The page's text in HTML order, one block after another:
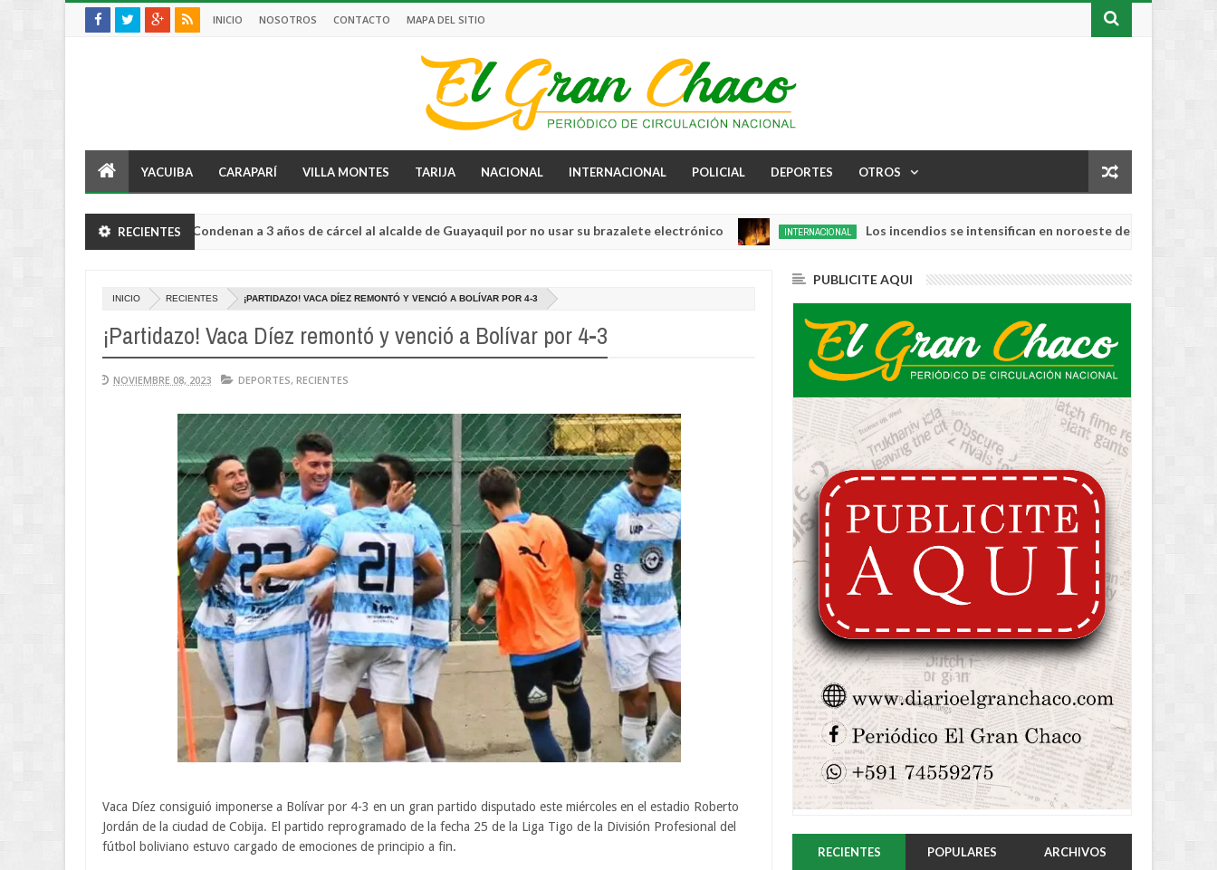
INICIO NOSOTROS CONTACTO MAPA DEL SITIO
YACUIBA CARAPARÍ VILLA MONTES TARIJA NACIONAL INTERNACIONAL POLICIAL DEPORTES OTROS
RECIENTES
INTERNACIONAL Condenan a 3 años de cárcel al alcalde de Guayaquil por no usar su brazalete electrónico INTERNACIONAL Los incendios se intensifican en noroeste de EEUU: Oregón
INICIO RECIENTES ¡PARTIDAZO! VACA DÍEZ REMONTÓ Y VENCIÓ A BOLÍVAR POR 4-3
¡Partidazo! Vaca Díez remontó y venció a Bolívar por 4-3
NOVIEMBRE 08, 2023 DEPORTES, RECIENTES
Vaca Díez consiguió imponerse a Bolívar por 4-3 en un gran partido disputado este miércoles en el estadio Roberto
Jordán de la ciudad de Cobija. El partido reprogramado de la fecha 25 de la Liga Tigo de la División Profesional del
fútbol boliviano estuvo cargado de emociones de principio a fin.
PUBLICITE AQUI
RECIENTES POPULARES ARCHIVOS